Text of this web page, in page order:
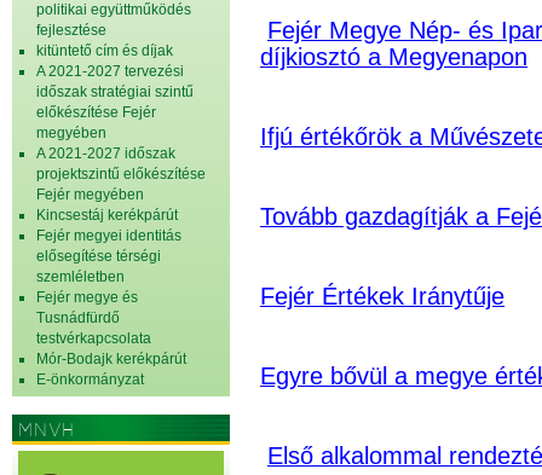
politikai együttműködés
fejlesztése
kitüntető cím és díjak
A 2021-2027 tervezési
időszak stratégiai szintű
előkészítése Fejér
megyében
A 2021-2027 időszak
projektszintű előkészítése
Fejér megyében
Kincsestáj kerékpárút
Fejér megyei identitás
elősegítése térségi
szemléletben
Fejér megye és
Tusnádfürdő
testvérkapcsolata
Mór-Bodajk kerékpárút
E-önkormányzat
MNVH
Fejér Megye Nép- és
díjkiosztó a Megyenapon
Ifjú értékőrök a
Tovább gazdagítják a
Fejér Értékek Iránytűje
Egyre bővül a megye
Első alkalommal